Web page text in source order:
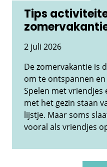
Tips
2 juli 2026
De zomervakantie is
om te ontspannen
Spelen met vriendjes
met het gezin staan
lijstje. Maar soms
vooral als vriendjes